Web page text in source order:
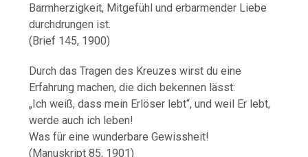
Barmherzigkeit, Mitgefühl und erbarmender Liebe
durchdrungen ist.
(Brief 145, 1900)
Durch das Tragen des Kreuzes wirst du eine
Erfahrung machen, die dich bekennen lässt:
„Ich weiß, dass mein Erlöser lebt“, und weil Er lebt,
werde auch ich leben!
Was für eine wunderbare Gewissheit!
(Manuskript 85, 1901)